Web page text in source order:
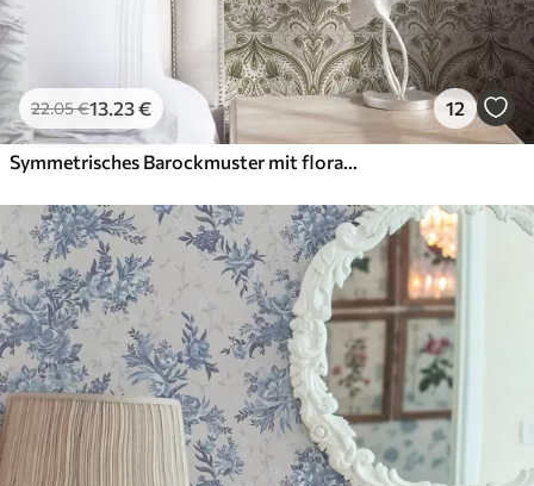
22.05€13.23€ 12
Symmetrisches Barockmuster mit floralen Motiven